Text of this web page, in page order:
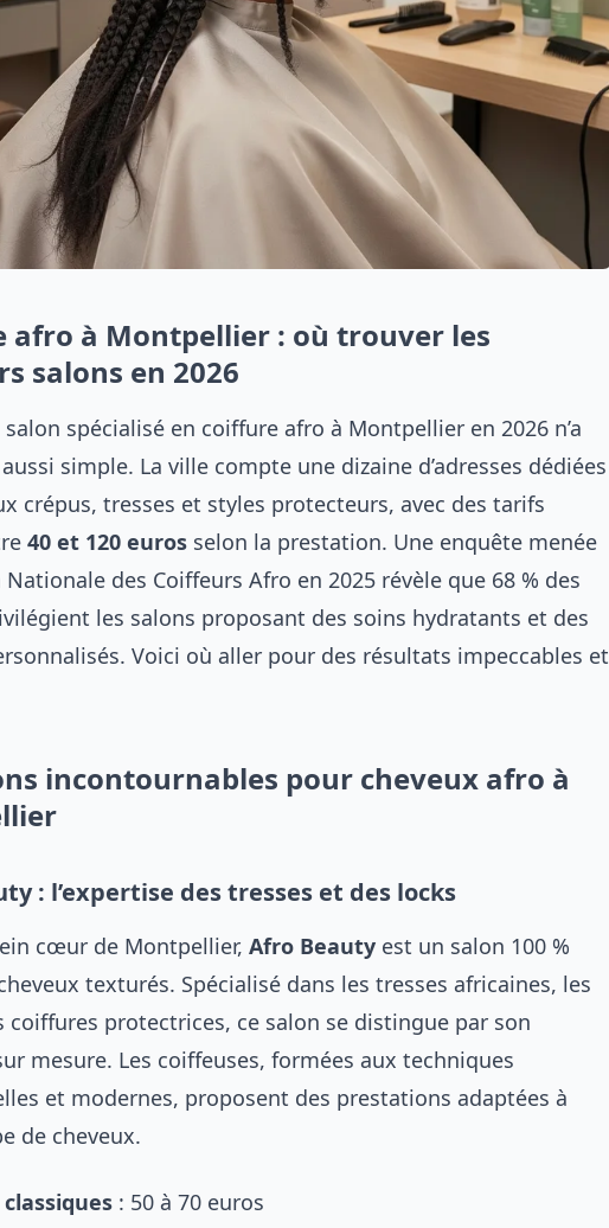
afro à Montpellier : où trouver les
salons en 2026
spécialisé en coiffure afro à Montpellier en 2026 n’a
simple. La ville compte une dizaine d’adresses dédiées
crépus, tresses et styles protecteurs, avec des tarifs
40 et 120 euros selon la prestation. Une enquête menée
Nationale des Coiffeurs Afro en 2025 révèle que 68 % des
les salons proposant des soins hydratants et des
Voici où aller pour des résultats impeccables et
incontournables pour cheveux afro à
: l’expertise des tresses et des locks
cœur de Montpellier, Afro Beauty est un salon 100 %
texturés. Spécialisé dans les tresses africaines, les
coiffures protectrices, ce salon se distingue par son
mesure. Les coiffeuses, formées aux techniques
et modernes, proposent des prestations adaptées à
de cheveux.
classiques : 50 à 70 euros